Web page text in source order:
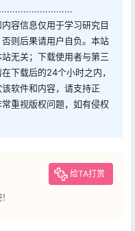
容信息仅用于学习研究目
则后果请用户自负。本站
无关；下载使用者与第三
下载后的24个小时之内，
软件和内容，请支持正
重视版权问题，如有侵权
给TA打赏